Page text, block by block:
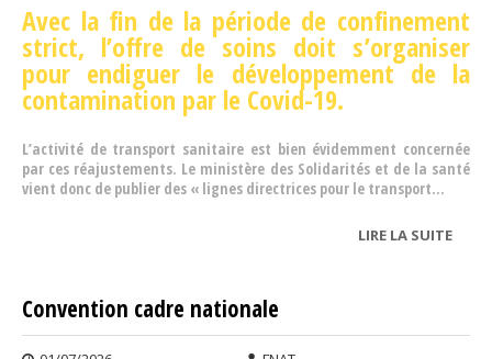
Avec la fin de la période de confinement
strict, l’offre de soins doit s’organiser
pour endiguer le développement de la
contamination par le Covid-19.
L’activité de transport sanitaire est bien évidemment concernée
par ces réajustements. Le ministère des Solidarités et de la santé
vient donc de publier des « lignes directrices pour le transport...
LIRE LA SUITEDE
: LES
Convention cadre nationale